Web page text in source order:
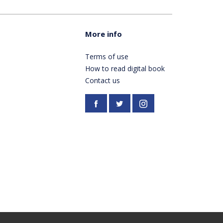
More info
Terms of use
How to read digital book
Contact us
Facebookhttps://twitter.com/
Instagram